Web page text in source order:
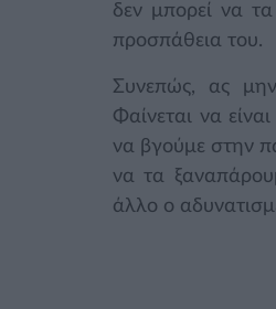
δεν μπορεί να
προσπάθεια του.
Συνεπώς, ας μην
Φαίνεται να
να βγούμε στην
να τα
άλλο ο